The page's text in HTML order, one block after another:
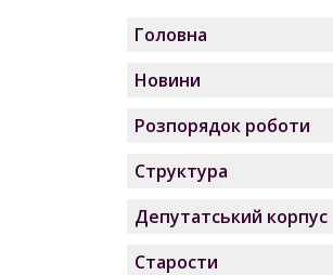
Головна
Новини
Розпорядок роботи
Структура
Депутатський корпус
Старости